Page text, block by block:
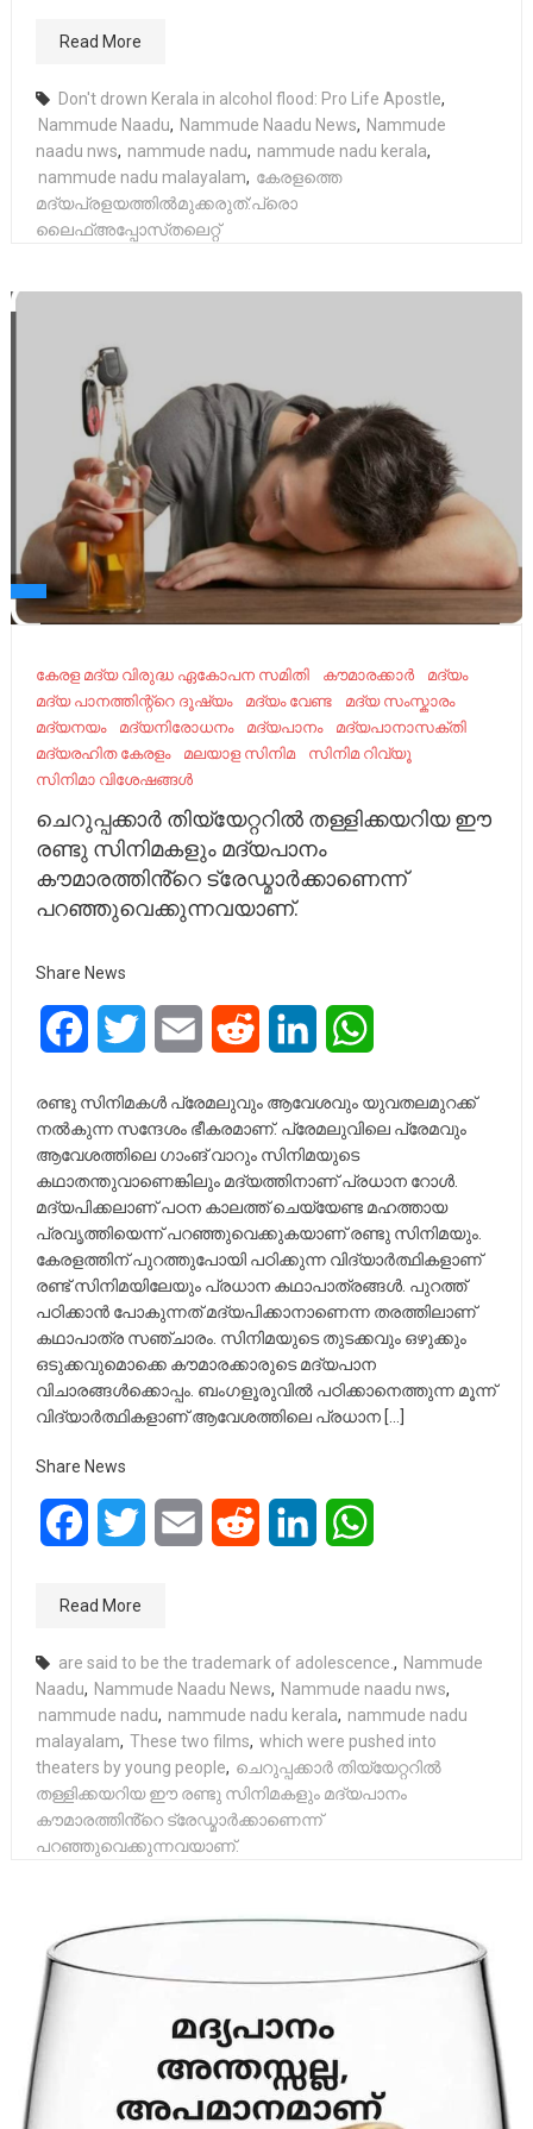
Read More
Don't drown Kerala in alcohol flood: Pro Life Apostle,
Nammude Naadu, Nammude Naadu News, Nammude
naadu nws, nammude nadu, nammude nadu kerala,
nammude nadu malayalam, കേരളത്തെ
മദ്യപ്രളയത്തിൽമുക്കരുത്:പ്രൊ
ലൈഫ്അപ്പോസ്‌തലെറ്റ്
കേരള മദ്യ വിരുദ്ധ ഏകോപന സമിതി കൗമാരക്കാർ
മദ്യം
മദ്യ പാനത്തിന്റ്റെ ദൂഷ്യം
മദ്യം വേണ്ട
മദ്യ സംസ്കാരം
മദ്യനയം
മദ്യനിരോധനം മദ്യപാനം
മദ്യപാനാസക്തി
മദ്യരഹിത കേരളം
മലയാള സിനിമ
സിനിമ റിവ്യൂ
സിനിമാ വിശേഷങ്ങൾ
ചെറുപ്പക്കാർ തിയ്യേറ്ററിൽ തള്ളിക്കയറിയ ഈ
രണ്ടു സിനിമകളും മദ്യപാനം
കൗമാരത്തിൻ്റെ ട്രേഡ്മാർക്കാണെന്ന്
പറഞ്ഞുവെക്കുന്നവയാണ്.
Share News
FacebookTwitter Email Reddit LinkedIn
രണ്ടു സിനിമകൾ പ്രേമലുവും ആവേശവും യുവതലമുറക്ക്
നൽകുന്ന സന്ദേശം ഭീകരമാണ്. പ്രേമലുവിലെ പ്രേമവും
ആവേശത്തിലെ ഗാംങ് വാറും സിനിമയുടെ
കഥാതന്തുവാണെങ്കിലും മദ്യത്തിനാണ് പ്രധാന റോൾ.
മദ്യപിക്കലാണ് പഠന കാലത്ത് ചെയ്യേണ്ട മഹത്തായ
പ്രവൃത്തിയെന്ന് പറഞ്ഞുവെക്കുകയാണ് രണ്ടു സിനിമയും.
കേരളത്തിന് പുറത്തുപോയി പഠിക്കുന്ന വിദ്യാർത്ഥികളാണ്
രണ്ട് സിനിമയിലേയും പ്രധാന കഥാപാത്രങ്ങൾ. പുറത്ത്
പഠിക്കാൻ പോകുന്നത് മദ്യപിക്കാനാണെന്ന തരത്തിലാണ്
കഥാപാത്ര സഞ്ചാരം. സിനിമയുടെ തുടക്കവും ഒഴുക്കും
ഒടുക്കവുമൊക്കെ കൗമാരക്കാരുടെ മദ്യപാന
വിചാരങ്ങൾക്കൊപ്പം. ബംഗളൂരുവിൽ പഠിക്കാനെത്തുന്ന മൂന്ന്
വിദ്യാർത്ഥികളാണ് ആവേശത്തിലെ പ്രധാന […]
Share News
FacebookTwitter Email Reddit LinkedIn
Read More
are said to be the trademark of adolescence., Nammude
Naadu, Nammude Naadu News, Nammude naadu nws,
nammude nadu, nammude nadu kerala, nammude nadu
malayalam, These two films, which were pushed into
theaters by young people, ചെറുപ്പക്കാർ തിയ്യേറ്ററിൽ
തള്ളിക്കയറിയ ഈ രണ്ടു സിനിമകളും മദ്യപാനം
കൗമാരത്തിൻ്റെ ട്രേഡ്മാർക്കാണെന്ന്
പറഞ്ഞുവെക്കുന്നവയാണ്.